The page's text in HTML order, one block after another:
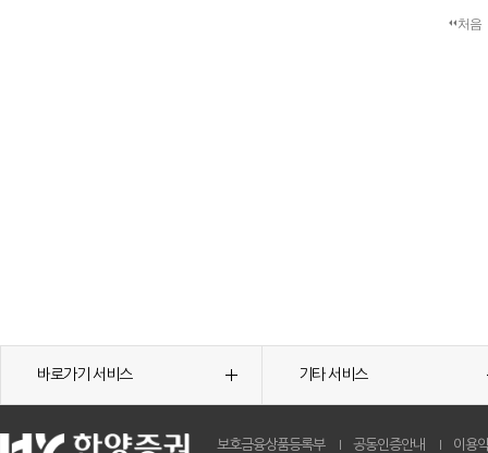
처음
바로가기 서비스 기타 서비스
보호금융상품등록부 공동인증안내 이용